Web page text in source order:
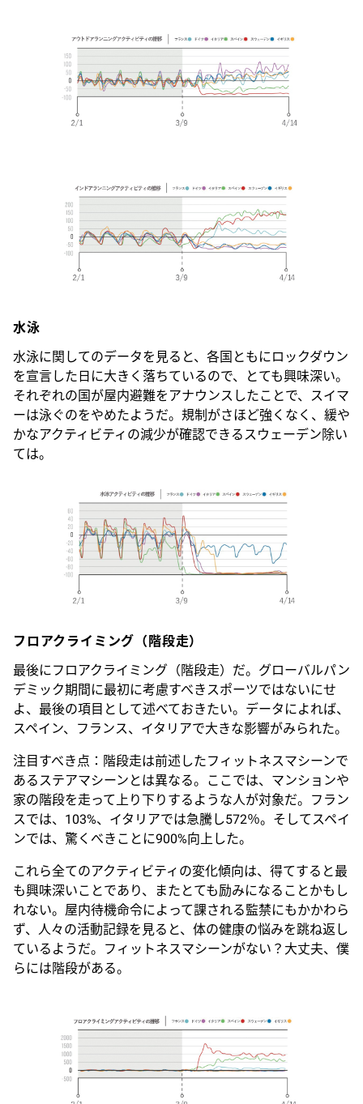
水泳
水泳に関してのデータを見ると、各国ともにロックダウン
を宣言した日に大きく落ちているので、とても興味深い。
それぞれの国が屋内避難をアナウンスしたことで、スイマ
ーは泳ぐのをやめたようだ。規制がさほど強くなく、緩や
かなアクティビティの減少が確認できるスウェーデン除い
ては。
フロアクライミング（階段走）
最後にフロアクライミング（階段走）だ。グローバルパン
デミック期間に最初に考慮すべきスポーツではないにせ
よ、最後の項目として述べておきたい。データによれば、
スペイン、フランス、イタリアで大きな影響がみられた。
注目すべき点：階段走は前述したフィットネスマシーンで
あるステアマシーンとは異なる。ここでは、マンションや
家の階段を走って上り下りするような人が対象だ。フラン
スでは、103%、イタリアでは急騰し572％。そしてスペイ
ンでは、驚くべきことに900%向上した。
これら全てのアクティビティの変化傾向は、得てすると最
も興味深いことであり、またとても励みになることかもし
れない。屋内待機命令によって課される監禁にもかかわら
ず、人々の活動記録を見ると、体の健康の悩みを跳ね返し
ているようだ。フィットネスマシーンがない？大丈夫、僕
らには階段がある。